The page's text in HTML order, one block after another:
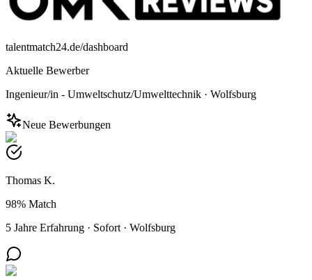
talentmatch24.de/dashboard
Aktuelle Bewerber
Ingenieur/in - Umweltschutz/Umwelttechnik · Wolfsburg
Neue Bewerbungen
Thomas K.
98% Match
5 Jahre Erfahrung · Sofort · Wolfsburg